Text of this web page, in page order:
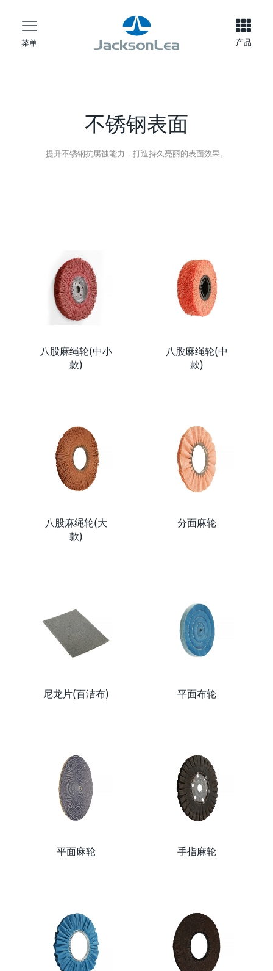
菜单 产品
不锈钢表面
提升不锈钢抗腐蚀能力，打造持久亮丽的表面效果。
八股麻绳轮(中小
款)
八股麻绳轮(中
款)
八股麻绳轮(大
款)
分面麻轮
尼龙片(百洁布) 平面布轮
平面麻轮 手指麻轮